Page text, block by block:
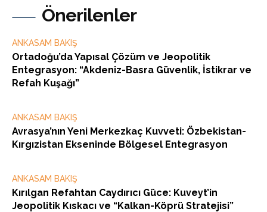
Önerilenler
ANKASAM BAKIŞ
Ortadoğu’da Yapısal Çözüm ve Jeopolitik
Entegrasyon: “Akdeniz-Basra Güvenlik, İstikrar ve
Refah Kuşağı”
ANKASAM BAKIŞ
Avrasya’nın Yeni Merkezkaç Kuvveti: Özbekistan-
Kırgızistan Ekseninde Bölgesel Entegrasyon
ANKASAM BAKIŞ
Kırılgan Refahtan Caydırıcı Güce: Kuveyt’in
Jeopolitik Kıskacı ve “Kalkan-Köprü Stratejisi”